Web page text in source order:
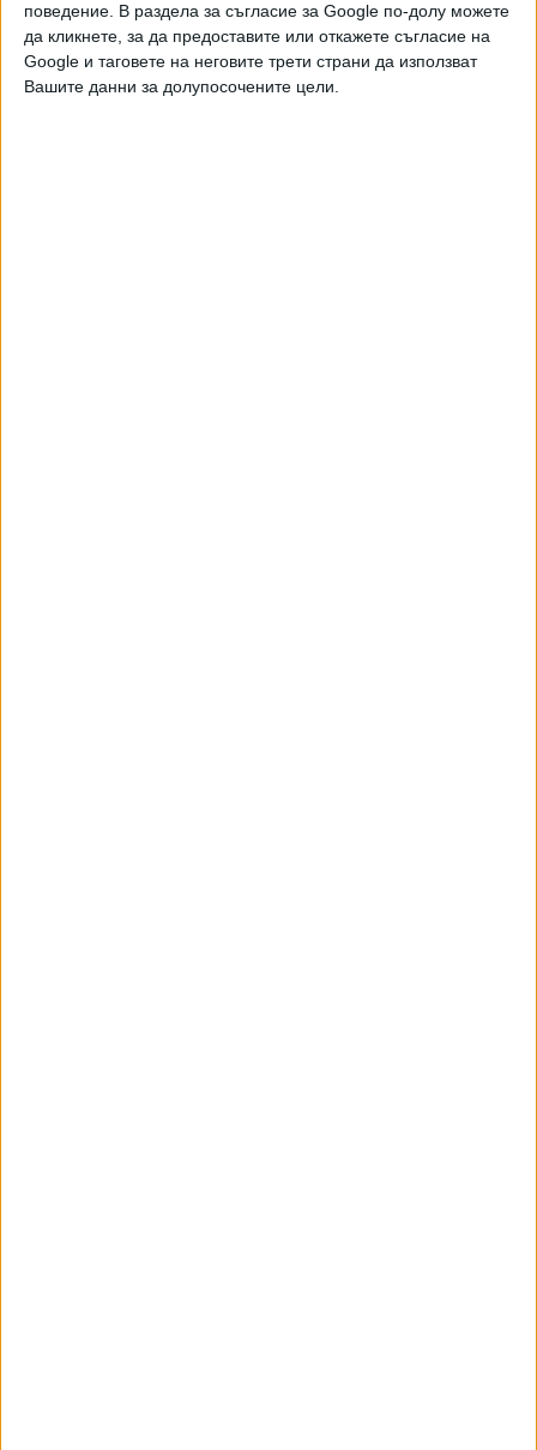
поведение. В раздела за съгласие за Google по-долу можете
да кликнете, за да предоставите или откажете съгласие на
Google и таговете на неговите трети страни да използват
Вашите данни за долупосочените цели.
Според него орязването на заплатите на директорите на
държавните фирми означава правителството да
назначава не толкова компетентни хора: "Това не е